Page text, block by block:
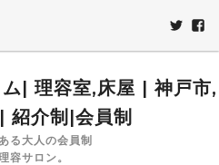
| 理容室,床屋 | 神戸市,
紹介制|会員制
る大人の会員制
容サロン。